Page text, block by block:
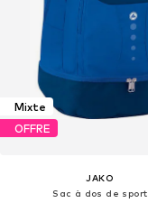
Mixte
OFFRE
JAKO
Sac à dos de sport